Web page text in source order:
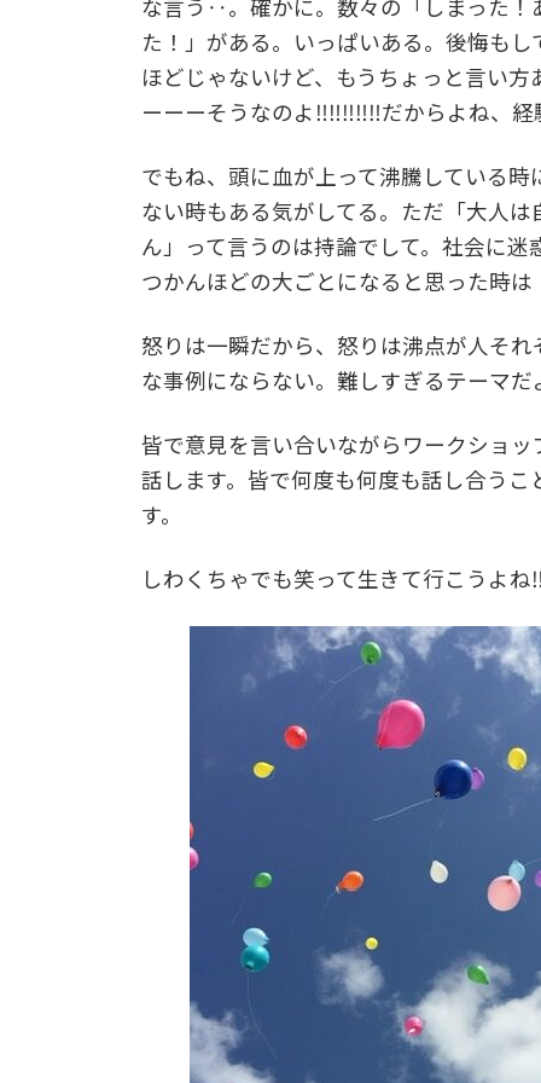
な言う‥。確かに。数々の「しまった！
た！」がある。いっぱいある。後悔も
ほどじゃないけど、もうちょっと言い
ーーーそうなのよ‼‼‼‼‼だからよね、
でもね、頭に血が上って沸騰している
ない時もある気がしてる。ただ「大人
ん」って言うのは持論でして。社会に
つかんほどの大ごとになると思った時
怒りは一瞬だから、怒りは沸点が人そ
な事例にならない。難しすぎるテーマだ
皆で意見を言い合いながらワークショ
話します。皆で何度も何度も話し合う
す。
しわくちゃでも笑って生きて行こうよね